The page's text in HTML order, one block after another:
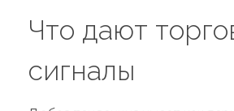
Что дают
сигналы